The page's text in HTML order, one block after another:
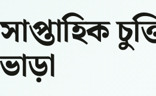
সাপ্তাহিক
ভাড়া